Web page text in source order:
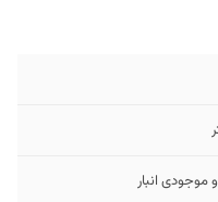
موجودی انبار